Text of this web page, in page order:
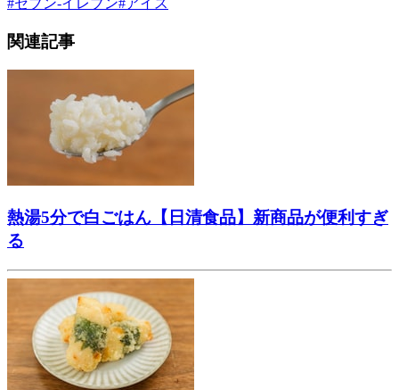
#セブン-イレブン#アイス
関連記事
熱湯5分で白ごはん【日清食品】新商品が便利すぎ
る